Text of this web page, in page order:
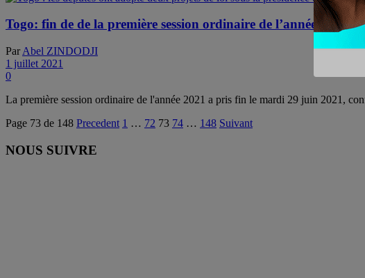
Togo: fin de de la première session ordinaire de l’année 2021
Par Abel ZINDODJI
1 juillet 2021
0
La première session ordinaire de l'année 2021 a pris fin le mardi 29 juin 2021,
Page 73 de 148 Precedent 1 … 72 73 74 … 148 Suivant
NOUS SUIVRE